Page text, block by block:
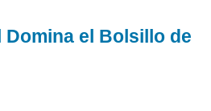
el Bolsillo de